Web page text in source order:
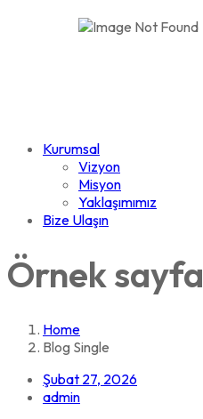
Kurumsal
Vizyon
Misyon
Yaklaşımımız
Bize Ulaşın
Örnek sayfa
Home
Blog Single
Şubat 27, 2026
admin